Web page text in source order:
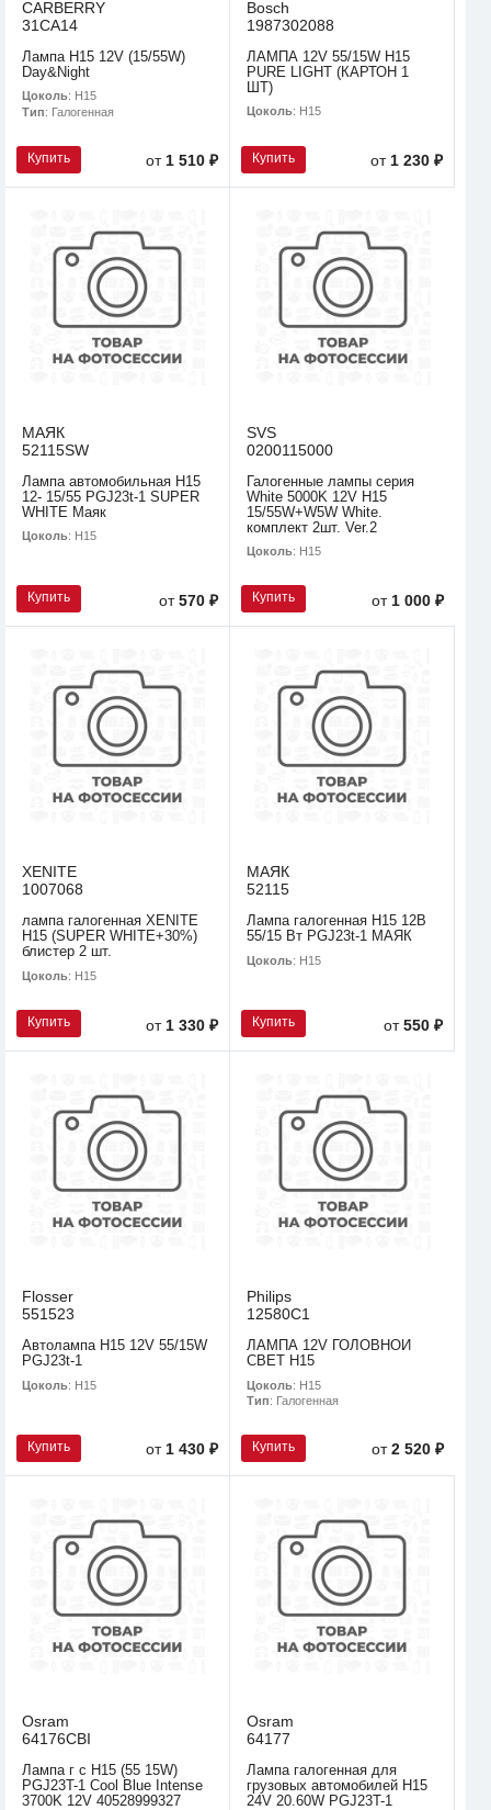
CARBERRY
31CA14
Лампа H15 12V (15/55W)
Day&Night
Цоколь: H15
Тип: Галогенная
Купить от 1 510 ₽
Bosch
1987302088
ЛАМПА 12V 55/15W H15
PURE LIGHT (КАРТОН 1
ШТ)
Цоколь: H15
Купить от 1 230 ₽
МАЯК
52115SW
Лампа автомобильная Н15
12- 15/55 PGJ23t-1 SUPER
WHITE Маяк
Цоколь: H15
Купить от570 ₽
SVS
0200115000
Галогенные лампы серия
White 5000K 12V H15
15/55W+W5W White.
комплект 2шт. Ver.2
Цоколь: H15
Купить от 1 000 ₽
XENITE
1007068
лампа галогенная XENITE
H15 (SUPER WHITE+30%)
блистер 2 шт.
Цоколь: H15
Купить от 1 330 ₽
МАЯК
52115
Лампа галогенная H15 12В
55/15 Вт PGJ23t-1 МАЯК
Цоколь: H15
Купить от550 ₽
Flosser
551523
Автолампа H15 12V 55/15W
PGJ23t-1
Цоколь: H15
Купить от1 430 ₽
Philips
12580C1
ЛАМПА 12V ГОЛОВНОЙ
СВЕТ H15
Цоколь: H15
Тип: Галогенная
Купить от2 520 ₽
Osram
64176CBI
Лампа г с H15 (55 15W)
PGJ23T-1 Cool Blue Intense
3700K 12V 40528999327
Osram
64177
Лампа галогенная для
грузовых автомобилей H15
24V 20.60W PGJ23T-1